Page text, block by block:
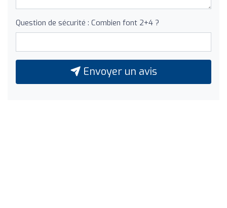
Question de sécurité : Combien font 2+4 ?
Envoyer un avis